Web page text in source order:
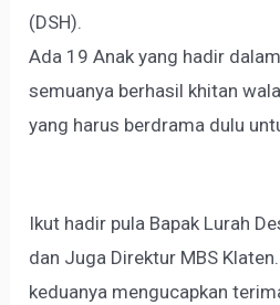
(DSH).
Ada 19 Anak yang hadir
semuanya berhasil khitan
yang harus berdrama dulu
Ikut hadir pula Bapak Lurah
dan Juga Direktur MBS
keduanya mengucapkan